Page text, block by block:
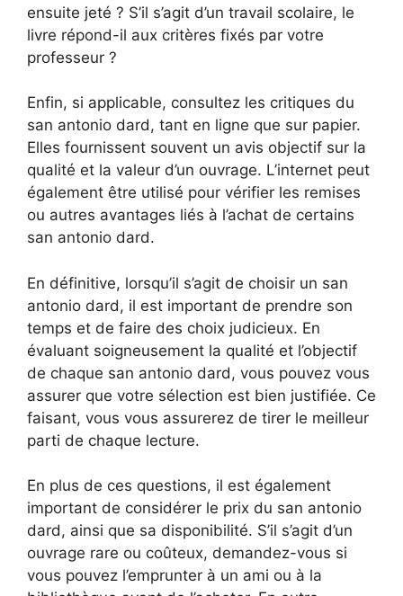
ensuite jeté ? S’il s’agit d’un travail scolaire, le
livre répond-il aux critères fixés par votre
professeur ?
Enfin, si applicable, consultez les critiques du
san antonio dard, tant en ligne que sur papier.
Elles fournissent souvent un avis objectif sur la
qualité et la valeur d’un ouvrage. L’internet peut
également être utilisé pour vérifier les remises
ou autres avantages liés à l’achat de certains
san antonio dard.
En définitive, lorsqu’il s’agit de choisir un san
antonio dard, il est important de prendre son
temps et de faire des choix judicieux. En
évaluant soigneusement la qualité et l’objectif
de chaque san antonio dard, vous pouvez vous
assurer que votre sélection est bien justifiée. Ce
faisant, vous vous assurerez de tirer le meilleur
parti de chaque lecture.
En plus de ces questions, il est également
important de considérer le prix du san antonio
dard, ainsi que sa disponibilité. S’il s’agit d’un
ouvrage rare ou coûteux, demandez-vous si
vous pouvez l’emprunter à un ami ou à la